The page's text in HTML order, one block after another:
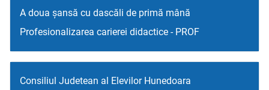
A doua șansă cu dascăli de primă mână
Profesionalizarea carierei didactice - PROF
Consiliul Judetean al Elevilor Hunedoara